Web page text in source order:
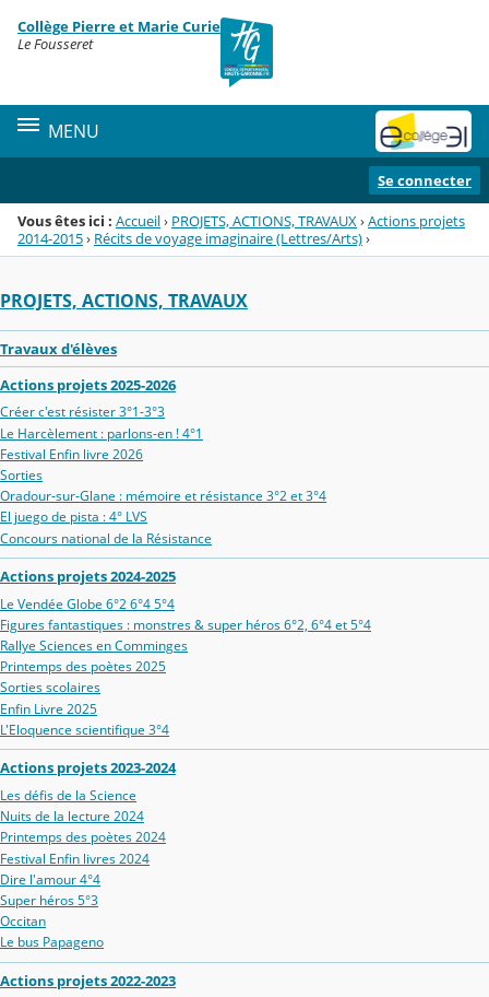
Menu de la rubrique
Contenu
Collège Pierre et Marie Curie
Le Fousseret
MENU
Se connecter
Vous êtes ici : Accueil› PROJETS, ACTIONS, TRAVAUX ›Actions projets
2014-2015› Récits de voyage imaginaire (Lettres/Arts)›
PROJETS, ACTIONS, TRAVAUX
Travaux d'élèves
Actions projets 2025-2026
Créer c'est résister 3°1-3°3
Le Harcèlement : parlons-en ! 4°1
Festival Enfin livre 2026
Sorties
Oradour‑sur‑Glane : mémoire et résistance 3°2 et 3°4
El juego de pista : 4° LVS
Concours national de la Résistance
Actions projets 2024-2025
Le Vendée Globe 6°2 6°4 5°4
Figures fantastiques : monstres & super héros 6°2, 6°4 et 5°4
Rallye Sciences en Comminges
Printemps des poètes 2025
Sorties scolaires
Enfin Livre 2025
L'Eloquence scientifique 3°4
Actions projets 2023-2024
Les défis de la Science
Nuits de la lecture 2024
Printemps des poètes 2024
Festival Enfin livres 2024
Dire l'amour 4°4
Super héros 5°3
Occitan
Le bus Papageno
Actions projets 2022-2023